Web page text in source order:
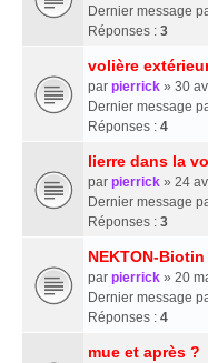
Dernier message
Réponses : 3
volière
par pierrick » 30
Dernier message
Réponses : 4
lierre dans la
par pierrick » 24
Dernier message
Réponses : 3
NEKTON-Biotin
par pierrick » 20
Dernier message
Réponses : 4
mue et après ?